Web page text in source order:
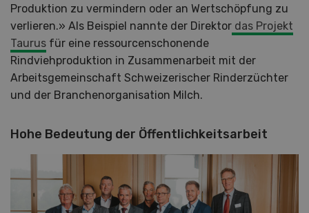
Produktion zu vermindern oder an Wertschöpfung zu
verlieren.» Als Beispiel nannte der Direktor das Projekt
Taurus für eine ressourcenschonende
Rindviehproduktion in Zusammenarbeit mit der
Arbeitsgemeinschaft Schweizerischer Rinderzüchter
und der Branchenorganisation Milch.
Hohe Bedeutung der Öffentlichkeitsarbeit